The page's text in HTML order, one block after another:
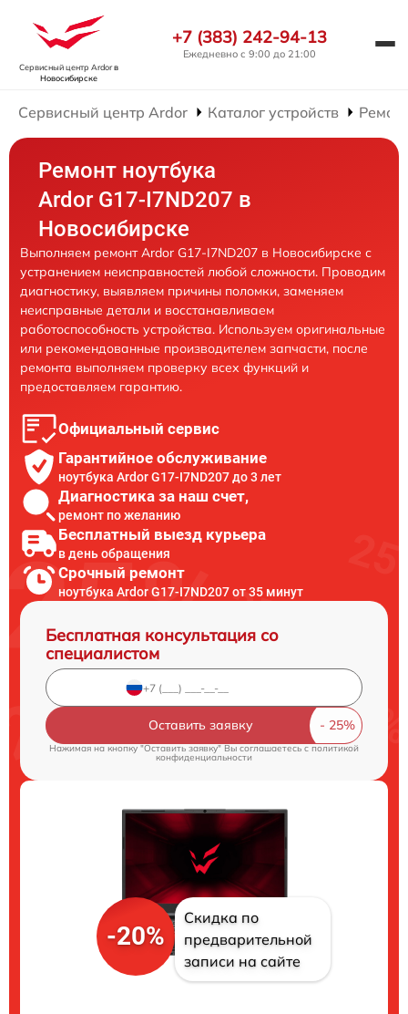
Сервисный центр Ardorв
Новосибирске
+7 (383) 242-94-13
Ежедневно с 9:00 до 21:00
Сервисный центр Ardor Каталог устройств
Ремонт ноутбука
Ardor G17-I7ND207 в
Новосибирске
Выполняем ремонт Ardor G17-I7ND207 в Новосибирске с
устранением неисправностей любой сложности. Проводим
диагностику, выявляем причины поломки, заменяем
неисправные детали и восстанавливаем
работоспособность устройства. Используем оригинальные
или рекомендованные производителем запчасти, после
ремонта выполняем проверку всех функций и
предоставляем гарантию.
Официальный сервис
Гарантийное обслуживание
ноутбука Ardor G17-I7ND207 до 3 лет
Диагностика за наш счет,
ремонт по желанию
Бесплатный выезд курьера
в день обращения
Срочный ремонт
ноутбука Ardor G17-I7ND207 от 35 минут
Бесплатная консультация со
специалистом
Оставить заявку
Нажимая на кнопку "Оставить заявку" Вы соглашаетесь cполитикой
конфиденциальности
-20%
Скидка по
предварительной
записи на сайте